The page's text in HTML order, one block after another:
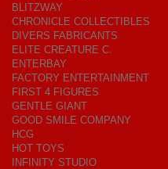
BLITZWAY
CHRONICLE COLLECTIBLES
DIVERS FABRICANTS
ELITE CREATURE C.
ENTERBAY
FACTORY ENTERTAINMENT
FIRST 4 FIGURES
GENTLE GIANT
GOOD SMILE COMPANY
HCG
HOT TOYS
INFINITY STUDIO